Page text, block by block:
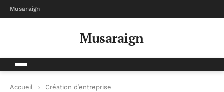
Musaraign
Musaraign
Accueil
Création d’entreprise